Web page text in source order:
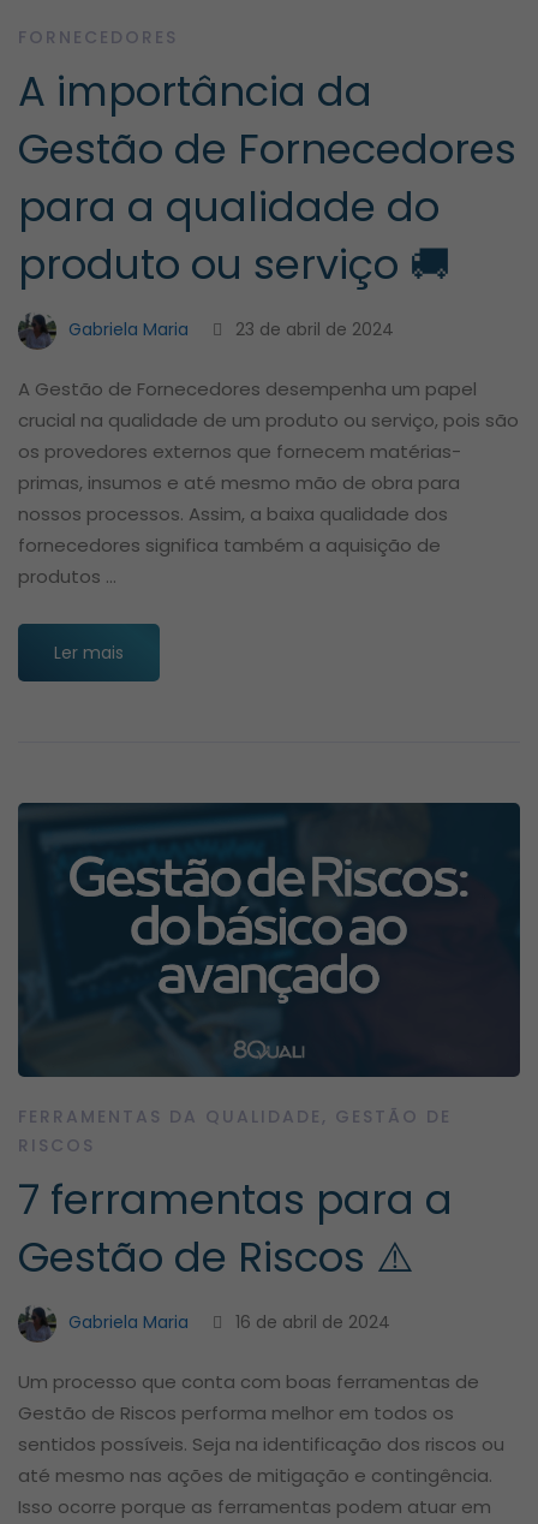
FORNECEDORES
A importância da
Gestão de Fornecedores
para a qualidade do
produto ou serviço 🚚
Gabriela Maria 23 de abril de 2024
A Gestão de Fornecedores desempenha um papel
crucial na qualidade de um produto ou serviço, pois são
os provedores externos que fornecem matérias-
primas, insumos e até mesmo mão de obra para
nossos processos. Assim, a baixa qualidade dos
fornecedores significa também a aquisição de
produtos …
Ler mais
FERRAMENTAS DA QUALIDADE , GESTÃO DE
RISCOS
7 ferramentas para a
Gestão de Riscos ⚠️
Gabriela Maria 16 de abril de 2024
Um processo que conta com boas ferramentas de
Gestão de Riscos performa melhor em todos os
sentidos possíveis. Seja na identificação dos riscos ou
até mesmo nas ações de mitigação e contingência.
Isso ocorre porque as ferramentas podem atuar em